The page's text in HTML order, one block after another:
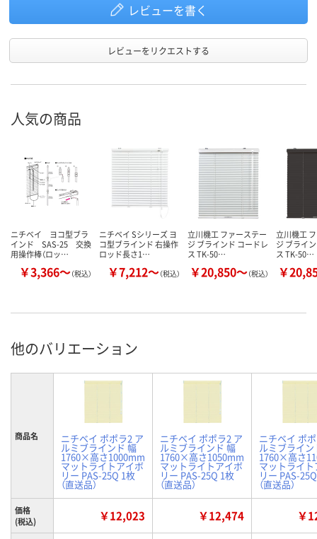
レビューを書く
レビューをリクエストする
人気の商品
ニチベイ ヨコ型ブラ
インド SAS-25 交換
用操作棒（ロッ…
￥3,366～（税込）
ニチベイ Sシリーズ ヨ
コ型ブラインド 右操作
ロッド長さ1…
￥7,212～（税込）
立川機工 ファーステー
ジ ブラインド コードレ
ス TK-50…
￥20,850～（税込）
立川機工
ジ ブライ
ス TK-50…
￥
他のバリエーション
商品名 ニチベイ ポポラ2 ア
ルミブラインド 幅
1760×高さ1000mm
マットライトアイボ
リー PAS-25Q 1枚
（直送品）
ニチベイ ポポラ2 ア
ルミブラインド 幅
1760×高さ1050mm
マットライトアイボ
リー PAS-25Q 1枚
（直送品）
ニチベイ ポ
ルミブライン
1760×高さ
マットライ
リー PAS-
（直送品）
価格
(税込)
￥12,023 ￥12,474 ￥